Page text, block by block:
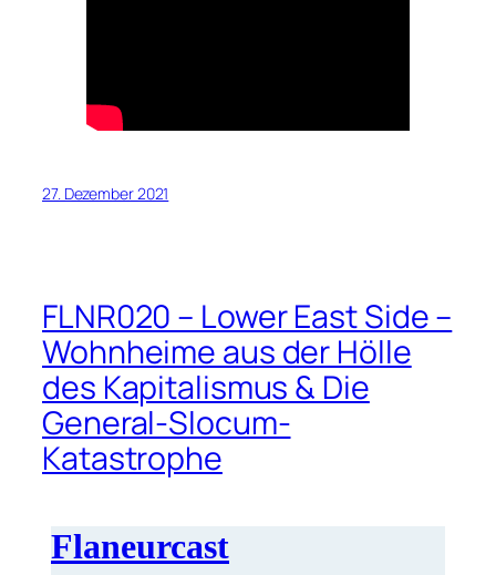
27. Dezember 2021
FLNR020 – Lower East Side –
Wohnheime aus der Hölle
des Kapitalismus & Die
General-Slocum-
Katastrophe